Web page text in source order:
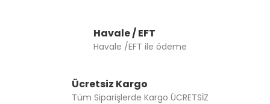
Havale / EFT
Havale /EFT ile ödeme
Ücretsiz Kargo
Tüm Siparişlerde Kargo ÜCRETSİZ